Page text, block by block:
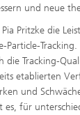
und neue
Pritzke die
die Tracking-
etablierten
und
für